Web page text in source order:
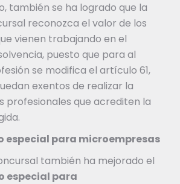
también se ha logrado que la
reconozca el valor de los
vienen trabajando en el
puesto que para al
se modifica el artículo 61,
exentos de realizar la
profesionales que acrediten la
especial para microempresas
también ha mejorado el
especial para